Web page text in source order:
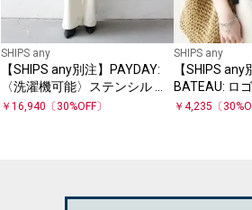
SHIPS any
【SHIPS any別注】PAYDAY:
〈洗濯機可能〉ステンシル ロ
ゴ プリント オーバーオール
￥ 16,940 〔 30%OFF〕
SHIPS any
【SHIPS
BATEAU: ロ
クト ボーダー
￥ 4,235 〔 30